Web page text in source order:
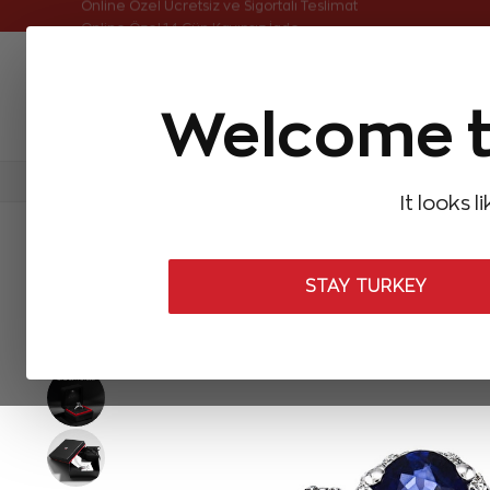
Welcome
It looks
STAY TURKEY
Online Özel Ücretsiz ve Sigortalı Teslimat
Aynı Gün Kargo Çok Satanlar